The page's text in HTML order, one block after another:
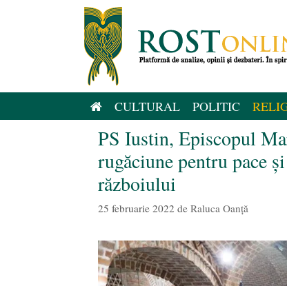
CULTURAL POLITIC
PS Iustin, Episcopul
rugăciune pentru pace
războiului
25 februarie 2022 de Raluca Oanță